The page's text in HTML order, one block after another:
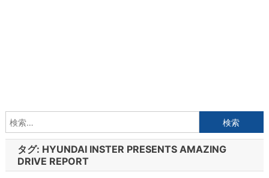
索:
タグ: HYUNDAI INSTER PRESENTS AMAZING
DRIVE REPORT